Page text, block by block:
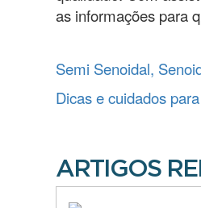
as informações para
Semi Senoidal,
Dicas e cuidados
ARTIGOS